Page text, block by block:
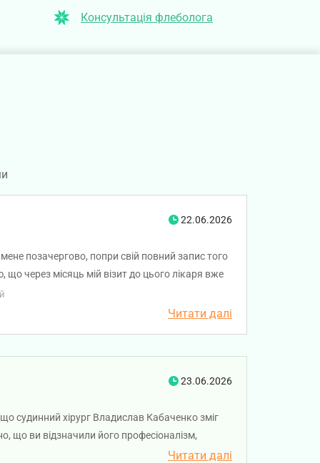
Консультація флеболога
22.06.2026
позачергово, попри свій повний запис того
через місяць мій візит до цього лікаря вже
не довіряти, продовжимо пошук
Читати далі
23.06.2026
судинний хірург Владислав Кабаченко зміг
що ви відзначили його професіоналізм,
Читати далі